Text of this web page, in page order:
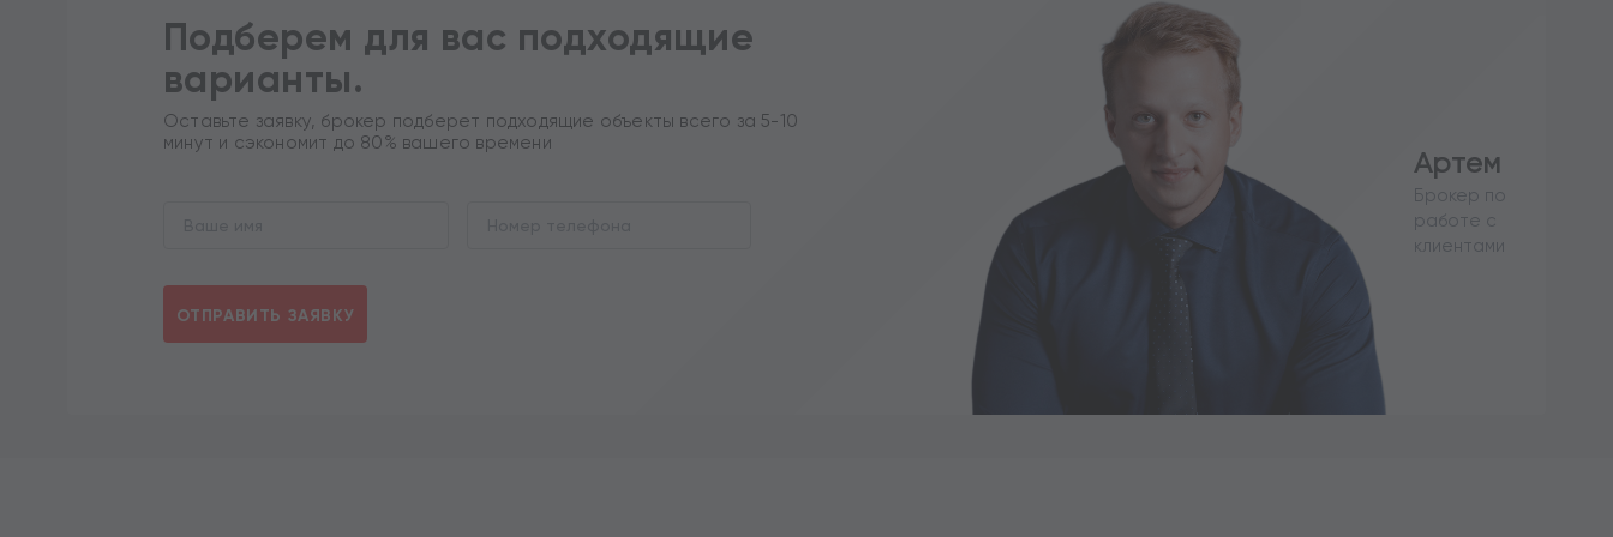
Подберем для вас подходящие
варианты.
Оставьте заявку, брокер подберет подходящие объекты всего за 5-10
минут и сэкономит до 80% вашего времени
ОТПРАВИТЬ ЗАЯВКУ
Артем
Брокер по
работе с
клиентами